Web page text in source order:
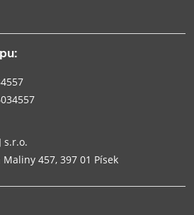
s.r.o.
457, 397 01 Písek